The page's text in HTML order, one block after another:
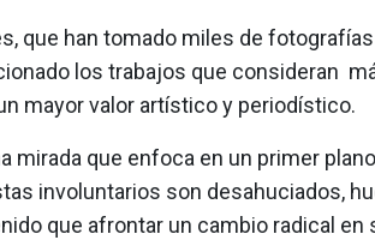
que han tomado miles de
los trabajos que consideran
mayor valor artístico y periodístico.
mirada que enfoca en un primer
involuntarios son desahuciados,
que afrontar un cambio radical en